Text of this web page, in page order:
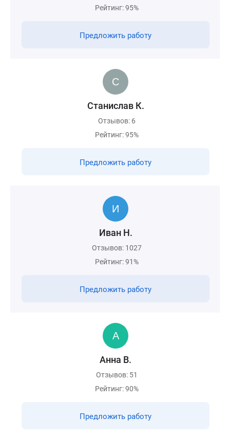
Рейтинг: 95%
Предложить работу
Станислав К.
Отзывов: 6
Рейтинг: 95%
Предложить работу
Иван Н.
Отзывов: 1027
Рейтинг: 91%
Предложить работу
Анна В.
Отзывов: 51
Рейтинг: 90%
Предложить работу